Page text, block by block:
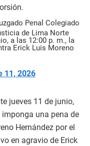
Penal Colegiado
de Lima Norte
a las 12:00 p. m., la
Erick Luis Moreno
11, 2026
jueves 11 de junio,
una pena de
Hernández por el
en agravio de Erick